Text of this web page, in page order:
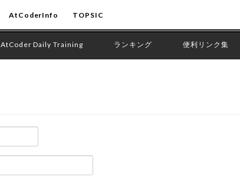
AtCoderInfo TOPSIC
AtCoder Daily Training ランキング 便利リンク集